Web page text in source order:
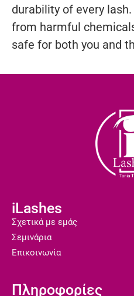
durability of every
from harmful
safe for both you and
iLashes
Σχετικά με εμάς
Σεμινάρια
Επικοινωνία
Πληροφορίες